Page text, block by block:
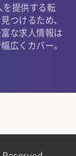
を提供する転
つけるため、
な求人情報は
広くカバー。